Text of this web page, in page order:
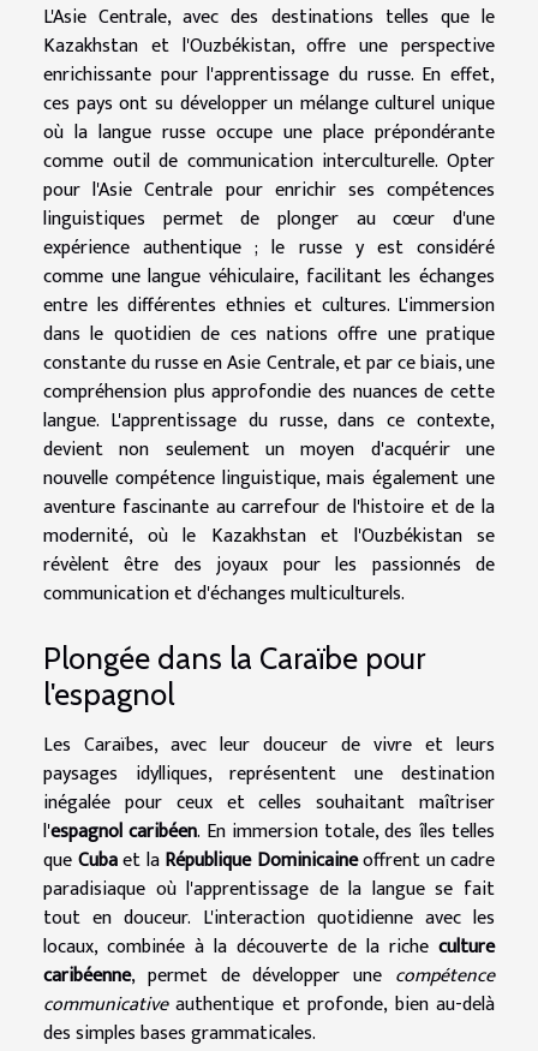
L'Asie Centrale, avec des destinations telles que le
Kazakhstan et l'Ouzbékistan, offre une perspective
enrichissante pour l'apprentissage du russe. En effet,
ces pays ont su développer un mélange culturel unique
où la langue russe occupe une place prépondérante
comme outil de communication interculturelle. Opter
pour l'Asie Centrale pour enrichir ses compétences
linguistiques permet de plonger au cœur d'une
expérience authentique ; le russe y est considéré
comme une langue véhiculaire, facilitant les échanges
entre les différentes ethnies et cultures. L'immersion
dans le quotidien de ces nations offre une pratique
constante du russe en Asie Centrale, et par ce biais, une
compréhension plus approfondie des nuances de cette
langue. L'apprentissage du russe, dans ce contexte,
devient non seulement un moyen d'acquérir une
nouvelle compétence linguistique, mais également une
aventure fascinante au carrefour de l'histoire et de la
modernité, où le Kazakhstan et l'Ouzbékistan se
révèlent être des joyaux pour les passionnés de
communication et d'échanges multiculturels.
Plongée dans la Caraïbe pour
l'espagnol
Les Caraïbes, avec leur douceur de vivre et leurs
paysages idylliques, représentent une destination
inégalée pour ceux et celles souhaitant maîtriser
l'espagnol caribéen. En immersion totale, des îles telles
queCubaet laRépublique Dominicaineoffrent un cadre
paradisiaque où l'apprentissage de la langue se fait
tout en douceur. L'interaction quotidienne avec les
locaux, combinée à la découverte de la riche culture
caribéenne, permet de développer une compétence
communicativeauthentique et profonde, bien au-delà
des simples bases grammaticales.